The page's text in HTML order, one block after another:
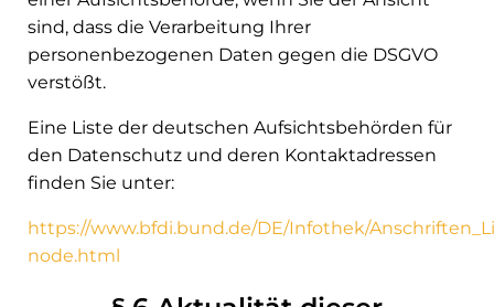
sind, dass die Verarbeitung Ihrer
personenbezogenen Daten gegen die DSGVO
verstößt.
Eine Liste der deutschen Aufsichtsbehörden für
den Datenschutz und deren Kontaktadressen
finden Sie unter:
https://www.bfdi.bund.de/DE/Infothek/
node.html